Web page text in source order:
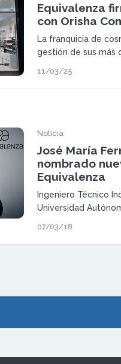
Equivalenza
con Orisha
La franquicia de
gestión de sus más
asegurar su
11/03/25
Noticia
José María
nombrado
Equivalenza
Ingeniero Técnico
Universidad
el IESE Business
Navarra)
07/03/18